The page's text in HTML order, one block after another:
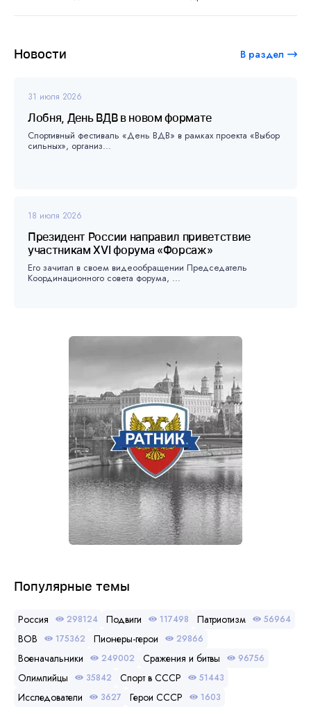
Новости В раздел
31 июля 2026
Лобня, День ВДВ в новом формате
Спортивный фестиваль «День ВДВ» в рамках проекта «Выбор
сильных», организ...
18 июля 2026
Президент России направил приветствие
участникам XVI форума «Форсаж»
Его зачитал в своем видеообращении Председатель
Координационного совета форума, ...
Популярные темы
Россия 298124 Подвиги 117498 Патриотизм 56964
ВОВ 175362 Пионеры-герои 29866
Военачальники 249002 Сражения и битвы 96756
Олимпийцы 35842 Спорт в СССР 51443
Исследователи 3627 Герои СССР 1603